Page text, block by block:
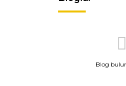
Blog